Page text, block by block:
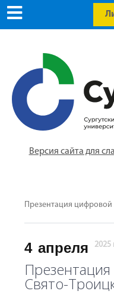
Версия сайта для
Презентация цифровой
4 апреля 2025
Свято-